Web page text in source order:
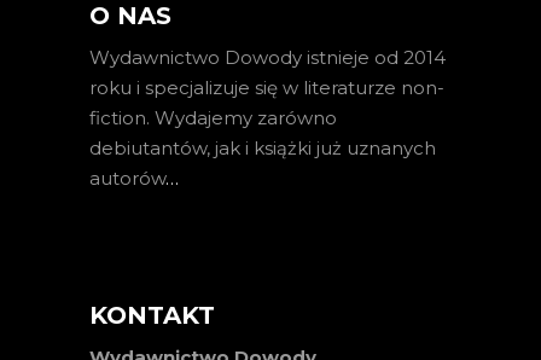
O NAS
Wydawnictwo Dowody istnieje od 2014
roku i specjalizuje się w literaturze non-
fiction. Wydajemy zarówno
debiutantów, jak i książki już uznanych
autorów…
KONTAKT